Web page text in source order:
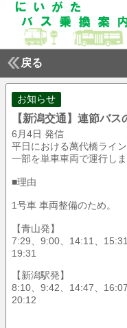
戻る
お知らせ
【新潟交通】連節バ
6月4日 発信
平日における萬代橋ライ
一部を単車車両で運行しま
■理由
1号車 車両整備のため。
【青山発】
7:29、9:00、14:11、15:31
19:31
【新潟駅発】
8:10、9:42、14:47、16:07
20:12